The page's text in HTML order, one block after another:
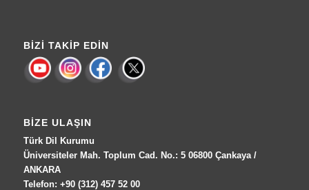
BIZI TAKIP EDIN
BIZE ULAŞIN
Türk Dil Kurumu
Üniversiteler Mah. Toplum Cad. No.: 5 06800 Çankaya /
ANKARA
Telefon: +90 (312) 457 52 00